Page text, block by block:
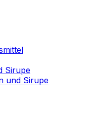
Sirupe
und Sirupe